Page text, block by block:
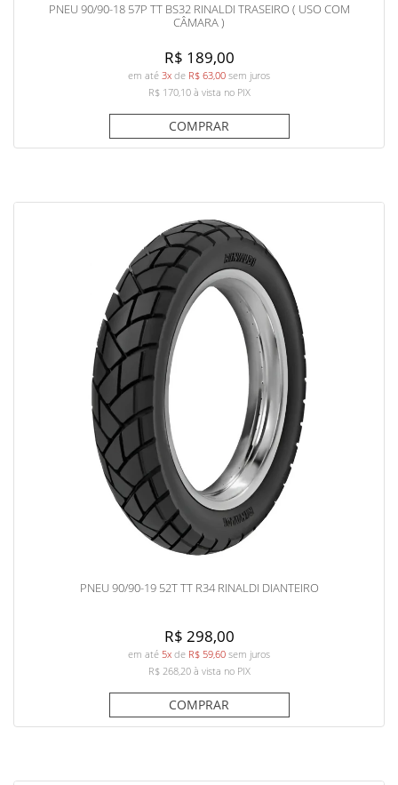
PNEU 90/90-18 57P TT BS32 RINALDI TRASEIRO ( USO COM
CÂMARA )
R$ 189,00
em até 3x de R$ 63,00 sem juros
R$ 170,10à vista no PIX
COMPRAR
PNEU 90/90-19 52T TT R34 RINALDI DIANTEIRO
R$ 298,00
em até 5x de R$ 59,60 sem juros
R$ 268,20à vista no PIX
COMPRAR